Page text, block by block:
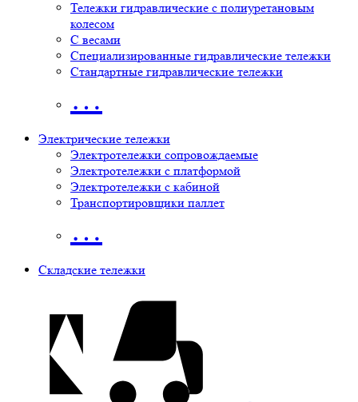
Тележки гидравлические с полиуретановым
колесом
С весами
Специализированные гидравлические тележки
Стандартные гидравлические тележки
…
Электрические тележки
Электротележки сопровождаемые
Электротележки с платформой
Электротележки с кабиной
Транспортировщики паллет
…
Складские тележки